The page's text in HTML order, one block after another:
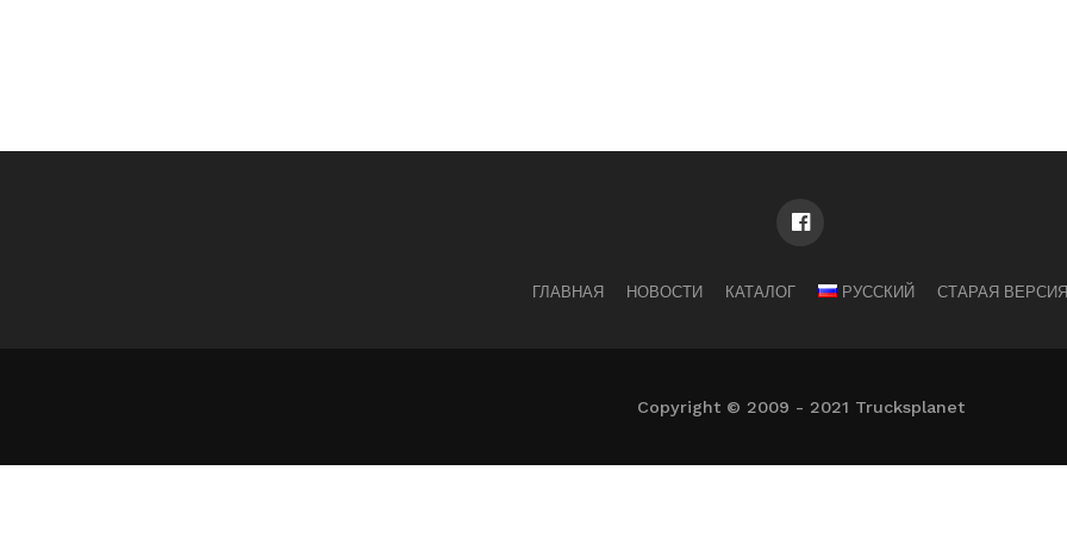
ГЛАВНАЯ НОВОСТИ КАТАЛОГ РУССКИЙ СТАРАЯ ВЕРСИЯ
Copyright © 2009 - 2021 Trucksplanet